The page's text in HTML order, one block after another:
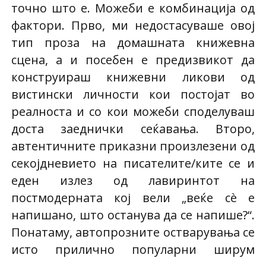
точно што е. Можеби е комбинација од
фактори. Прво, ми недостасуваше овој
тип проза на домашната книжевна
сцена, а и посебен е предизвикот да
конструираш книжевни ликови од
вистински личности кои постојат во
реалноста и со кои можеби споделуваш
доста заеднички сеќавања. Второ,
автентичните приказни произлезени од
секојдневието на писателите/ките се и
еден излез од лавиринтот на
постмодерната кој вели „веќе сè е
напишано, што останува да се напише?“.
Понатаму, автопрозните остварувања се
исто прилично популарни ширум